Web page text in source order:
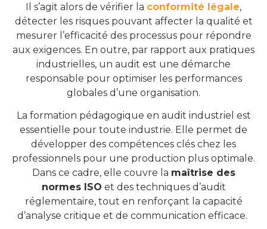
Il s’agit alors de vérifier la conformité légale,
détecter les risques pouvant affecter la qualité et
mesurer l’efficacité des processus pour répondre
aux exigences. En outre, par rapport aux pratiques
industrielles, un audit est une démarche
responsable pour optimiser les performances
globales d’une organisation.
La formation pédagogique en audit industriel est
essentielle pour toute industrie. Elle permet de
développer des compétences clés chez les
professionnels pour une production plus optimale.
Dans ce cadre, elle couvre la maîtrise des
normes ISO et des techniques d’audit
réglementaire, tout en renforçant la capacité
d’analyse critique et de communication efficace.